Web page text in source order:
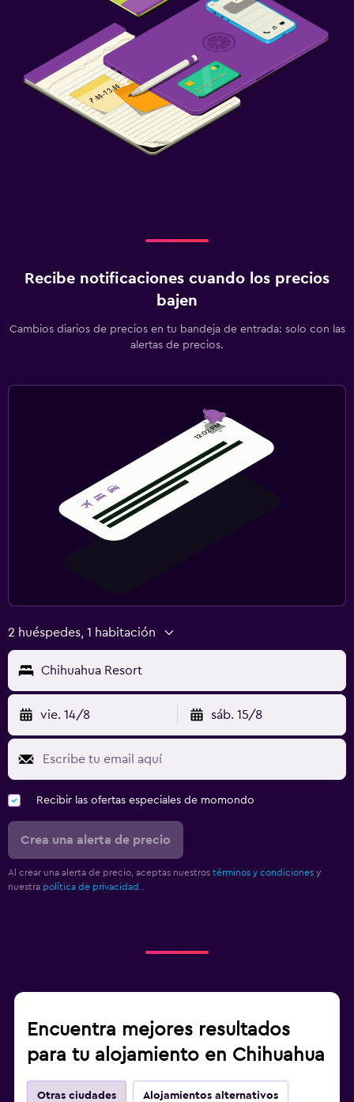
Recibe notificaciones cuando los precios
bajen
Cambios diarios de precios en tu bandeja de entrada: solo con las
alertas de precios.
2 huéspedes, 1 habitación
Chihuahua Resort
vie. 14/8 sáb. 15/8
Recibir las ofertas especiales de momondo
Crea una alerta de precio
Al crear una alerta de precio, aceptas nuestros términos y condiciones y
nuestra política de privacidad.
Encuentra mejores resultados
para tu alojamiento en Chihuahua
Otras ciudades Alojamientos alternativos